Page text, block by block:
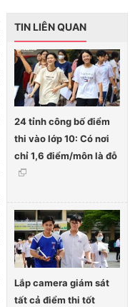
TIN LIÊN QUAN
24 tỉnh công bố điểm
thi vào lớp 10: Có nơi
chỉ 1,6 điểm/môn là đỗ
Lắp camera giám sát
tất cả điểm thi tốt